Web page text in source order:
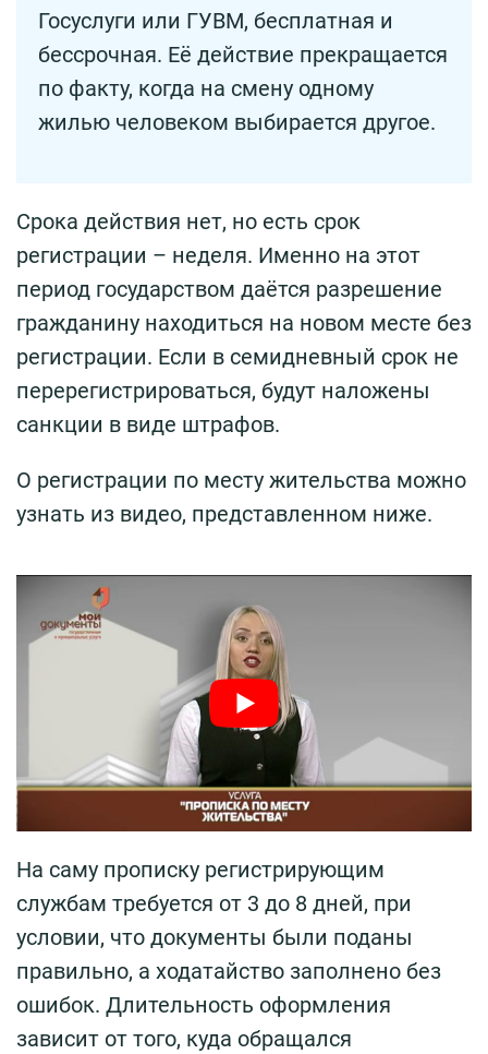
Госуслуги или ГУВМ, бесплатная и
бессрочная. Её действие прекращается
по факту, когда на смену одному
жилью человеком выбирается другое.
Срока действия нет, но есть срок
регистрации – неделя. Именно на этот
период государством даётся разрешение
гражданину находиться на новом месте без
регистрации. Если в семидневный срок не
перерегистрироваться, будут наложены
санкции в виде штрафов.
О регистрации по месту жительства можно
узнать из видео, представленном ниже.
На саму прописку регистрирующим
службам требуется от 3 до 8 дней, при
условии, что документы были поданы
правильно, а ходатайство заполнено без
ошибок. Длительность оформления
зависит от того, куда обращался